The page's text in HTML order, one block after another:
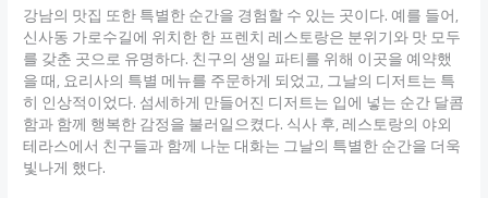
강남의 맛집 또한 특별한 순간을 경험할 수 있는 곳이다. 예를 들어,
신사동 가로수길에 위치한 한 프렌치 레스토랑은 분위기와 맛 모두
를 갖춘 곳으로 유명하다. 친구의 생일 파티를 위해 이곳을 예약했
을 때, 요리사의 특별 메뉴를 주문하게 되었고, 그날의 디저트는 특
히 인상적이었다. 섬세하게 만들어진 디저트는 입에 넣는 순간 달콤
함과 함께 행복한 감정을 불러일으켰다. 식사 후, 레스토랑의 야외
테라스에서 친구들과 함께 나눈 대화는 그날의 특별한 순간을 더욱
빛나게 했다.